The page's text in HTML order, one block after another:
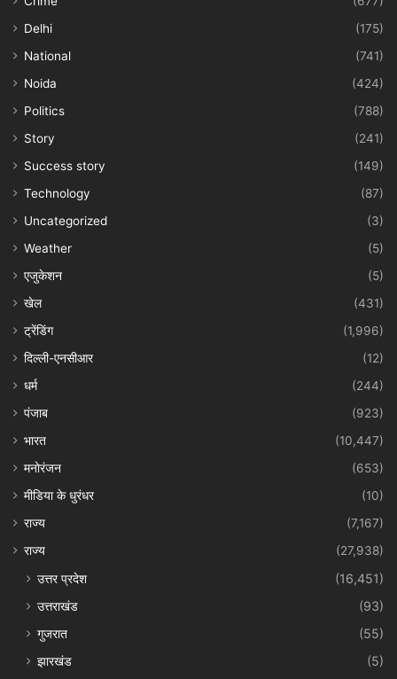
Delhi
(175)
National
(741)
Noida
(424)
Politics
(788)
Story
(241)
Success story
(149)
Technology
(87)
Uncategorized
(3)
Weather
(5)
एजुकेशन
(5)
खेल
(431)
ट्रेंडिंग
(1,996)
दिल्ली-एनसीआर
(12)
धर्म
(244)
पंजाब
(923)
भारत
(10,447)
मनोरंजन
(653)
मीडिया के धुरंधर
(10)
राज्य
(7,167)
राज्य
(27,938)
उत्तर प्रदेश
(16,451)
उत्तराखंड
(93)
गुजरात
(55)
झारखंड
(5)